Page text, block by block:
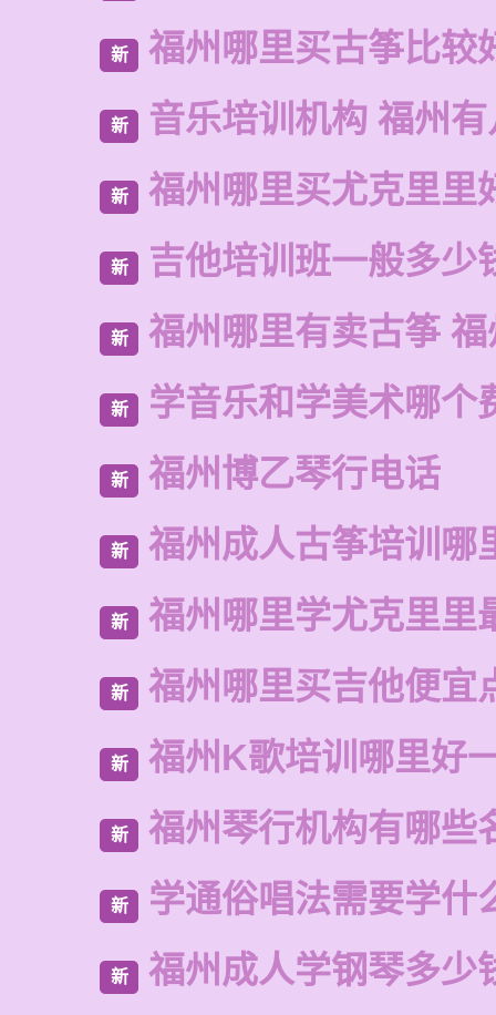
新 福州哪里买古筝比较
新 音乐培训机构 福州
新 福州哪里买尤克里里
新 吉他培训班一般多少
新 福州哪里有卖古筝
新 学音乐和学美术哪个
新 福州博乙琴行电话
新 福州成人古筝培训哪
新 福州哪里学尤克里里
新 福州哪里买吉他便宜
新 福州K歌培训哪里好
新 福州琴行机构有哪些
新 学通俗唱法需要学什
新 福州成人学钢琴多少